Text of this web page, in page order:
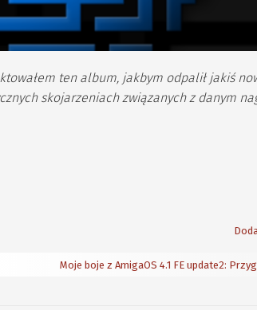
ten album, jakbym odpalił jakiś
skojarzeniach związanych z danym
Moje boje z AmigaOS 4.1 FE update2: